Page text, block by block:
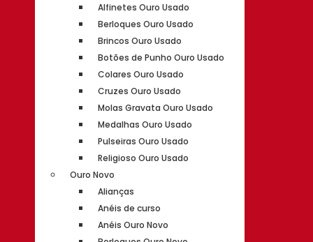
Alfinetes Ouro Usado
Berloques Ouro Usado
Brincos Ouro Usado
Botões de Punho Ouro Usado
Colares Ouro Usado
Cruzes Ouro Usado
Molas Gravata Ouro Usado
Medalhas Ouro Usado
Pulseiras Ouro Usado
Religioso Ouro Usado
Ouro Novo
Alianças
Anéis de curso
Anéis Ouro Novo